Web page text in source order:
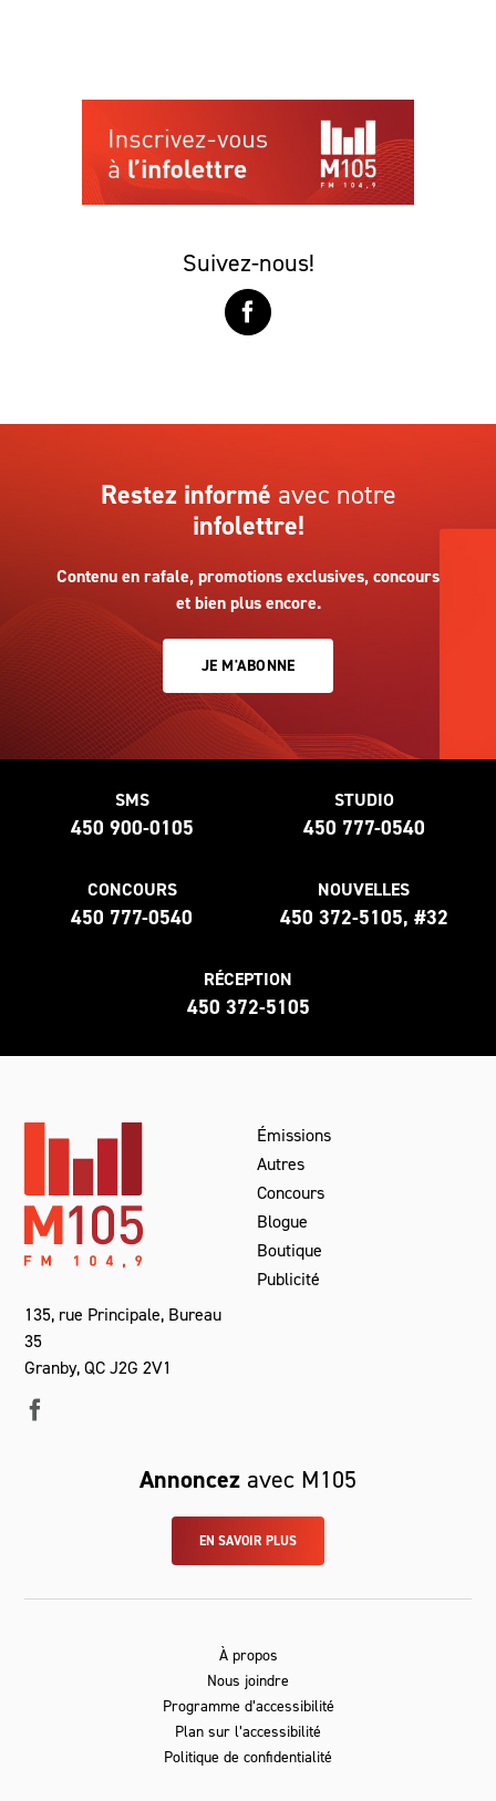
Suivez-nous!
Restez informé avec notre
infolettre!
Contenu en rafale, promotions exclusives, concours
et bien plus encore.
JE M'ABONNE
SMS
450 900-0105
STUDIO
450 777-0540
CONCOURS
450 777-0540
NOUVELLES
450 372-5105, #32
RÉCEPTION
450 372-5105
135, rue Principale, Bureau
35
Granby, QC J2G 2V1
Émissions
Autres
Concours
Blogue
Boutique
Publicité
Annoncez avec M105
EN SAVOIR PLUS
À propos
Nous joindre
Programme d’accessibilité
Plan sur l’accessibilité
Politique de confidentialité